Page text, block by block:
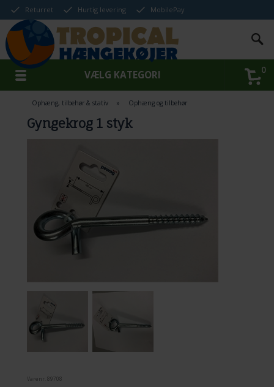
Returret Hurtig levering MobilePay
0
VÆLG KATEGORI
Ophæng, tilbehør & stativ » Ophæng og tilbehør
Gyngekrog 1 styk
Varenr.89708